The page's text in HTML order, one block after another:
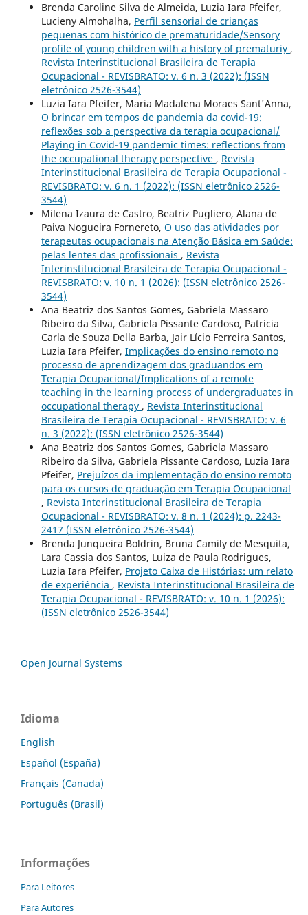
Brenda Caroline Silva de Almeida, Luzia Iara Pfeifer,
Lucieny Almohalha, Perfil sensorial de crianças
pequenas com histórico de prematuridade/Sensory
profile of young children with a history of prematuriy ,
Revista Interinstitucional Brasileira de Terapia
Ocupacional - REVISBRATO: v. 6 n. 3 (2022): (ISSN
eletrônico 2526-3544)
Luzia Iara Pfeifer, Maria Madalena Moraes Sant'Anna,
O brincar em tempos de pandemia da covid-19:
reflexões sob a perspectiva da terapia ocupacional/
Playing in Covid-19 pandemic times: reflections from
the occupational therapy perspective , Revista
Interinstitucional Brasileira de Terapia Ocupacional -
REVISBRATO: v. 6 n. 1 (2022): (ISSN eletrônico 2526-
3544)
Milena Izaura de Castro, Beatriz Pugliero, Alana de
Paiva Nogueira Fornereto, O uso das atividades por
terapeutas ocupacionais na Atenção Básica em Saúde:
pelas lentes das profissionais , Revista
Interinstitucional Brasileira de Terapia Ocupacional -
REVISBRATO: v. 10 n. 1 (2026): (ISSN eletrônico 2526-
3544)
Ana Beatriz dos Santos Gomes, Gabriela Massaro
Ribeiro da Silva, Gabriela Pissante Cardoso, Patrícia
Carla de Souza Della Barba, Jair Lício Ferreira Santos,
Luzia Iara Pfeifer, Implicações do ensino remoto no
processo de aprendizagem dos graduandos em
Terapia Ocupacional/Implications of a remote
teaching in the learning process of undergraduates in
occupational therapy , Revista Interinstitucional
Brasileira de Terapia Ocupacional - REVISBRATO: v. 6
n. 3 (2022): (ISSN eletrônico 2526-3544)
Ana Beatriz dos Santos Gomes, Gabriela Massaro
Ribeiro da Silva, Gabriela Pissante Cardoso, Luzia Iara
Pfeifer, Prejuízos da implementação do ensino remoto
para os cursos de graduação em Terapia Ocupacional
, Revista Interinstitucional Brasileira de Terapia
Ocupacional - REVISBRATO: v. 8 n. 1 (2024): p. 2243-
2417 (ISSN eletrônico 2526-3544)
Brenda Junqueira Boldrin, Bruna Camily de Mesquita,
Lara Cassia dos Santos, Luiza de Paula Rodrigues,
Luzia Iara Pfeifer, Projeto Caixa de Histórias: um relato
de experiência , Revista Interinstitucional Brasileira de
Terapia Ocupacional - REVISBRATO: v. 10 n. 1 (2026):
(ISSN eletrônico 2526-3544)
Open Journal Systems
Idioma
English
Español (España)
Français (Canada)
Português (Brasil)
Informações
Para Leitores
Para Autores